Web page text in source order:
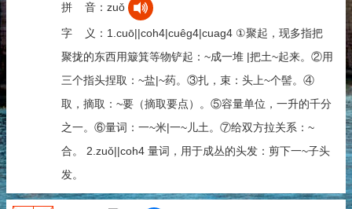
拼 音：zuǒ
字 义：1.cuō||coh4|cuêg4|cuag4 ①聚起，现多指把
聚拢的东西用簸箕等物铲起：~成一堆 |把土~起来。②用
三个指头捏取：~盐|~药。③扎，束：头上~个髻。④
取，摘取：~要（摘取要点）。⑤容量单位，一升的千分
之一。⑥量词：一~米|一~儿土。⑦给双方拉关系：~
合。 2.zuǒ||coh4 量词，用于成丛的头发：剪下一~子头
发。